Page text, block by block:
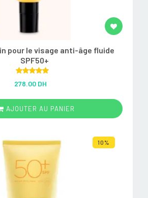
pour le visage anti-âge fluide
SPF50+
out of 5
278.00 DH
AJOUTER AU PANIER
10%